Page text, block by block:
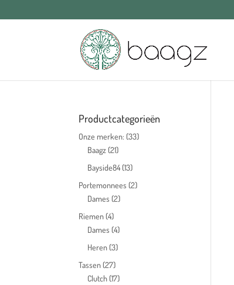
Productcategorieën
Onze merken: (33)
Baagz (21)
Bayside84 (13)
Portemonnees (2)
Dames (2)
Riemen (4)
Dames (4)
Heren (3)
Tassen (27)
Clutch (17)